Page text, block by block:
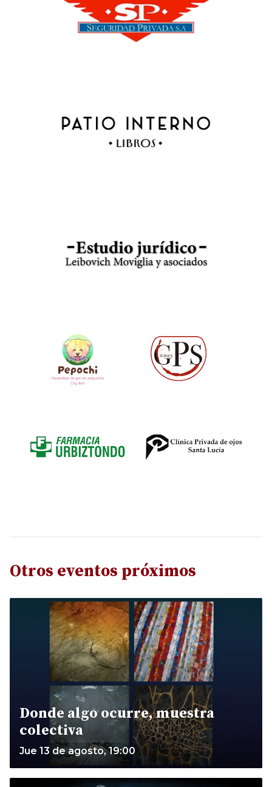
Otros eventos próximos
Donde algo ocurre, muestra
colectiva
Jue 13 de agosto, 19:00